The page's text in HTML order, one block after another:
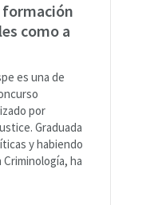
formación
como a
es una de
por
Graduada
y habiendo
ha